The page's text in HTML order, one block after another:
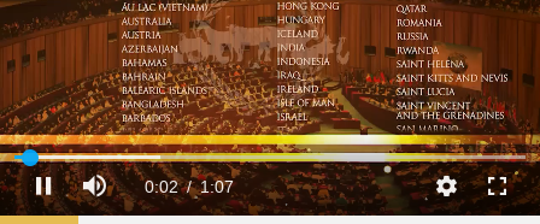
ПаузаБез
звук
Текущо
0:02 / Продължителност
1:07
Заредено:
28.53%
КачествоЦял